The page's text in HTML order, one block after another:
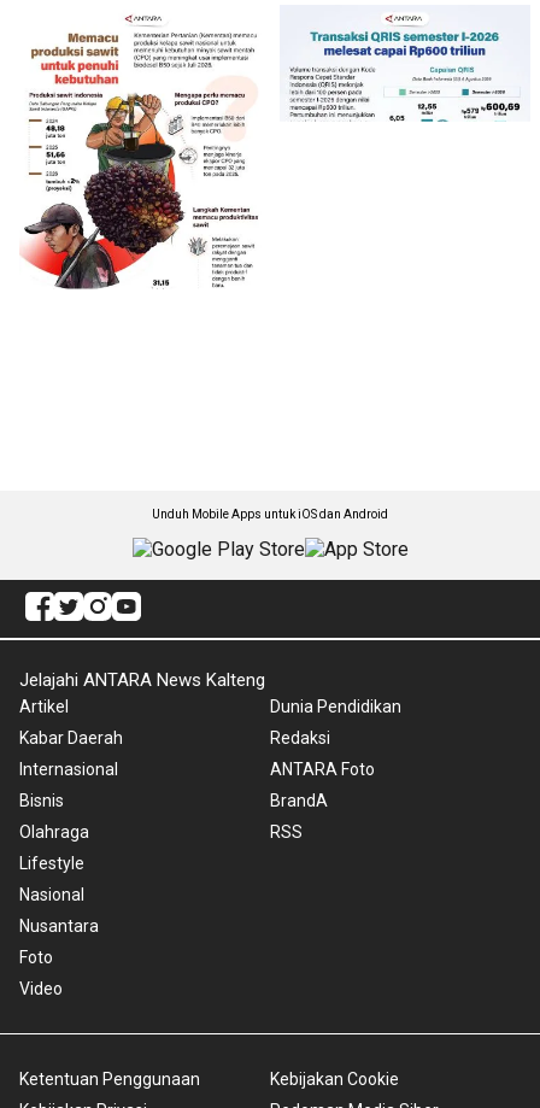
Unduh Mobile Apps untuk iOS dan Android
Jelajahi ANTARA News Kalteng
Artikel
Kabar Daerah
Internasional
Bisnis
Olahraga
Lifestyle
Nasional
Nusantara
Foto
Video
Dunia Pendidikan
Redaksi
ANTARA Foto
BrandA
RSS
Ketentuan Penggunaan
Kebijakan Cookie